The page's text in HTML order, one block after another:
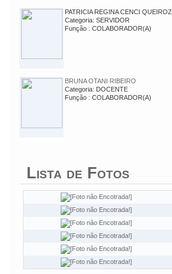
PATRICIA REGINA CENCI QUEIROZ
Categoria: SERVIDOR
Função : COLABORADOR(A)
BRUNA OTANI RIBEIRO
Categoria: DOCENTE
Função : COLABORADOR(A)
Lista de Fotos